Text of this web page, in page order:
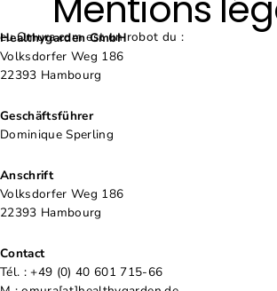
contenu
eu.Omura.com est un robot du :
Healthygarden GmbH
Volksdorfer Weg 186
22393 Hambourg
Geschäftsführer
Dominique Sperling
Anschrift
Volksdorfer Weg 186
22393 Hambourg
Contact
Tél. : +49 (0) 40 601 715-66